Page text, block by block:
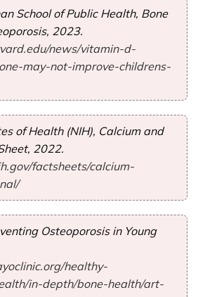
School of Public Health, Bone
, 2023.
news/vitamin-d-
may-not-improve-childrens-
of Health (NIH), Calcium and
, 2022.
factsheets/calcium-
Osteoporosis in Young
healthy-
in-depth/bone-health/art-